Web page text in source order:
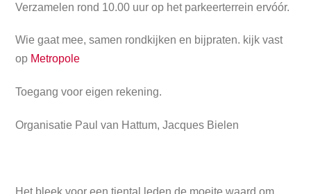
Verzamelen rond 10.00 uur op het parkeerterrein ervóór.
Wie gaat mee, samen rondkijken en bijpraten. kijk vast
op Metropole
Toegang voor eigen rekening.
Organisatie Paul van Hattum, Jacques Bielen
Het bleek voor een tiental leden de moeite waard om